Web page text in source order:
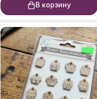
В корзину